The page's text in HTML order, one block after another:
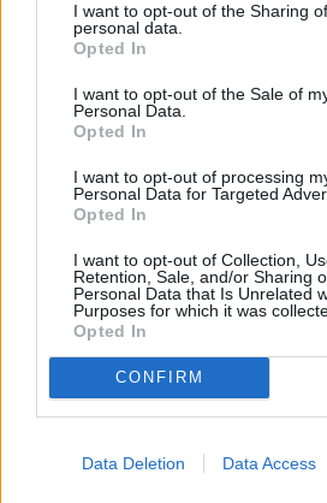
I want to opt-out of the Sharing
personal data.
Opted In
I want to opt-out of the Sale of
Personal Data.
Opted In
I want to opt-out of processing
Personal Data for Targeted
Opted In
I want to opt-out of Collection,
Retention, Sale, and/or Sharing
Personal Data that Is Unrelated
Purposes for which it was
Opted In
CONFIRM
Data Deletion Data Access
Ryanair otwiera 2
Europy